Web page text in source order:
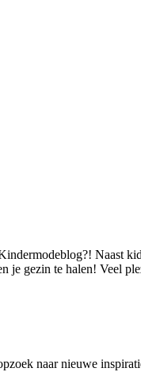
Naast
je gezin te halen! Veel
naar nieuwe